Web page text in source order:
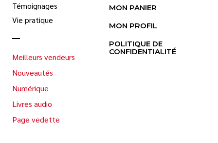
Témoignages
Vie pratique
Meilleurs vendeurs
Nouveautés
Numérique
Livres audio
Page vedette
MON PANIER
MON PROFIL
POLITIQUE DE
CONFIDENTIALITÉ